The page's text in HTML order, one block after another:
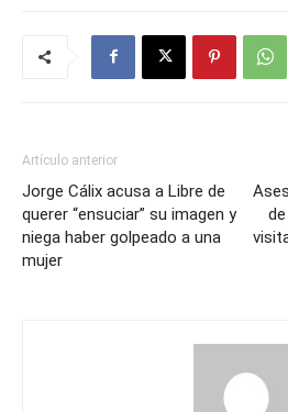
Artículo anterior
Jorge Cálix acusa a Libre de
querer “ensuciar” su imagen y
niega haber golpeado a una
mujer